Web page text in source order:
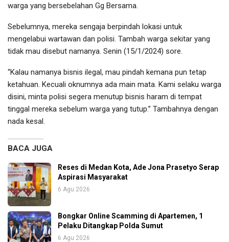
warga yang bersebelahan Gg Bersama.
Sebelumnya, mereka sengaja berpindah lokasi untuk
mengelabui wartawan dan polisi. Tambah warga sekitar yang
tidak mau disebut namanya. Senin (15/1/2024) sore.
“Kalau namanya bisnis ilegal, mau pindah kemana pun tetap
ketahuan. Kecuali oknumnya ada main mata. Kami selaku warga
disini, minta polisi segera menutup bisnis haram di tempat
tinggal mereka sebelum warga yang tutup.” Tambahnya dengan
nada kesal.
BACA JUGA
Reses di Medan Kota, Ade Jona Prasetyo Serap
Aspirasi Masyarakat
6 Agu 2026
Bongkar Online Scamming di Apartemen, 1
Pelaku Ditangkap Polda Sumut
6 Agu 2026